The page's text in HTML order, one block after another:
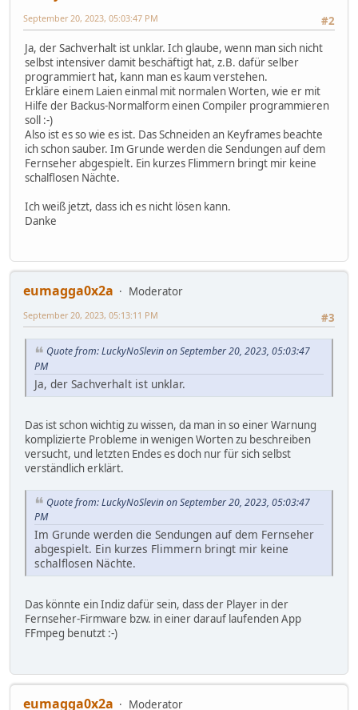
#2
September 20, 2023, 05:03:47 PM
Ja, der Sachverhalt ist unklar. Ich glaube, wenn man sich nicht
selbst intensiver damit beschäftigt hat, z.B. dafür selber
programmiert hat, kann man es kaum verstehen.
Erkläre einem Laien einmal mit normalen Worten, wie er mit
Hilfe der Backus-Normalform einen Compiler programmieren
soll :-)
Also ist es so wie es ist. Das Schneiden an Keyframes beachte
ich schon sauber. Im Grunde werden die Sendungen auf dem
Fernseher abgespielt. Ein kurzes Flimmern bringt mir keine
schalflosen Nächte.
Ich weiß jetzt, dass ich es nicht lösen kann.
Danke
eumagga0x2a
Moderator
#3
September 20, 2023, 05:13:11 PM
Quote from: LuckyNoSlevin on September 20, 2023, 05:03:47
PM
Ja, der Sachverhalt ist unklar.
Das ist schon wichtig zu wissen, da man in so einer Warnung
komplizierte Probleme in wenigen Worten zu beschreiben
versucht, und letzten Endes es doch nur für sich selbst
verständlich erklärt.
Quote from: LuckyNoSlevin on September 20, 2023, 05:03:47
PM
Im Grunde werden die Sendungen auf dem Fernseher
abgespielt. Ein kurzes Flimmern bringt mir keine
schalflosen Nächte.
Das könnte ein Indiz dafür sein, dass der Player in der
Fernseher-Firmware bzw. in einer darauf laufenden App
FFmpeg benutzt :-)
eumagga0x2a
Moderator